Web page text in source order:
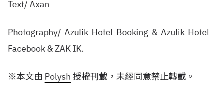
Text/ Axan
Photography/ Azulik Hotel Booking & Azulik Hotel
Facebook & ZAK IK.
※本文由 Polysh 授權刊載，未經同意禁止轉載。